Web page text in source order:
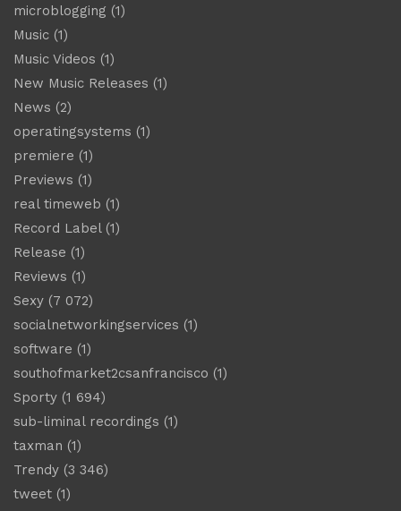
microblogging (1)
Music (1)
Music Videos (1)
New Music Releases (1)
News (2)
operatingsystems (1)
premiere (1)
Previews (1)
real timeweb (1)
Record Label (1)
Release (1)
Reviews (1)
Sexy (7 072)
socialnetworkingservices (1)
software (1)
southofmarket2csanfrancisco (1)
Sporty (1 694)
sub-liminal recordings (1)
taxman (1)
Trendy (3 346)
tweet (1)